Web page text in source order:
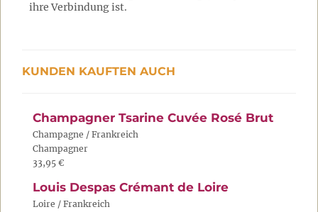
ihre Verbindung ist.
KUNDEN KAUFTEN AUCH
Champagner Tsarine Cuvée Rosé Brut
Champagne / Frankreich
Champagner
33,95 €
Louis Despas Crémant de Loire
Loire / Frankreich